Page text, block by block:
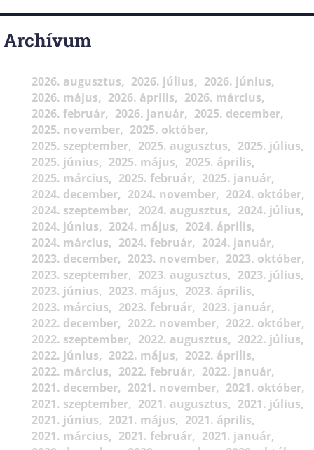
Archívum
2026. augusztus 2026. július
2026. június
2026. május
2026. április
2026. március
2026. február
2026. január
2025. december
2025. november
2025. október
2025. szeptember
2025. augusztus
2025. július
2025. június
2025. május
2025. április
2025. március
2025. február
2025. január
2024. december
2024. november
2024. október
2024. szeptember
2024. augusztus
2024. július
2024. június
2024. május
2024. április
2024. március
2024. február
2024. január
2023. december
2023. november
2023. október
2023. szeptember
2023. augusztus
2023. július
2023. június
2023. május
2023. április
2023. március
2023. február
2023. január
2022. december
2022. november
2022. október
2022. szeptember
2022. augusztus
2022. július
2022. június
2022. május
2022. április
2022. március
2022. február
2022. január
2021. december
2021. november
2021. október
2021. szeptember
2021. augusztus
2021. július
2021. június
2021. május
2021. április
2021. március
2021. február
2021. január